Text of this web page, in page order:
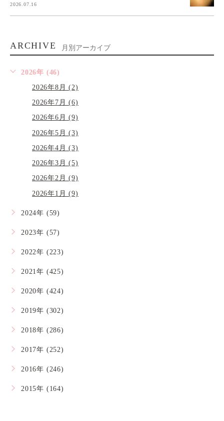
2026.07.16
ARCHIVE 月別アーカイブ
2026年 (46)
2026年8月 (2)
2026年7月 (6)
2026年6月 (9)
2026年5月 (3)
2026年4月 (3)
2026年3月 (5)
2026年2月 (9)
2026年1月 (9)
2024年 (59)
2023年 (57)
2022年 (223)
2021年 (425)
2020年 (424)
2019年 (302)
2018年 (286)
2017年 (252)
2016年 (246)
2015年 (164)